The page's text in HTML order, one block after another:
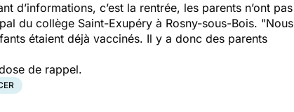
d’informations, c’est la rentrée, les parents n’ont pas
du collège Saint-Exupéry à Rosny-sous-Bois. "Nous
étaient déjà vaccinés. Il y a donc des parents
de rappel.